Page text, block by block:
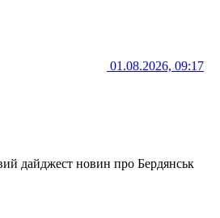
01.08.2026, 09:17
дайджест новин про Бердянськ